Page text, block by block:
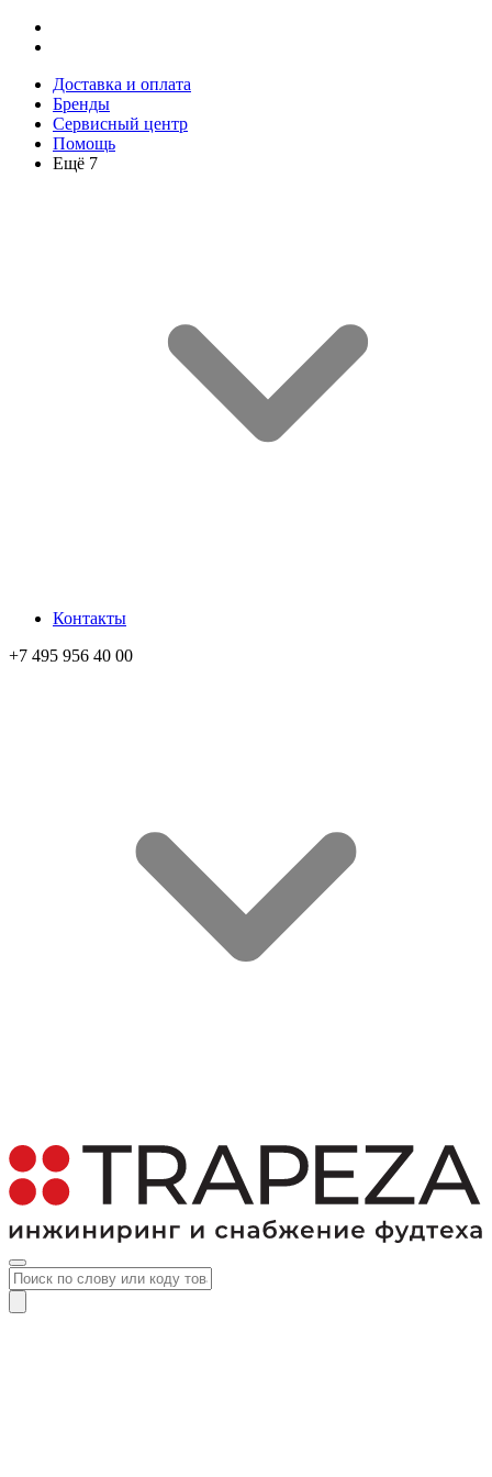
Доставка и оплата
Бренды
Сервисный центр
Помощь
Ещё 7
Контакты
+7 495 956 40 00